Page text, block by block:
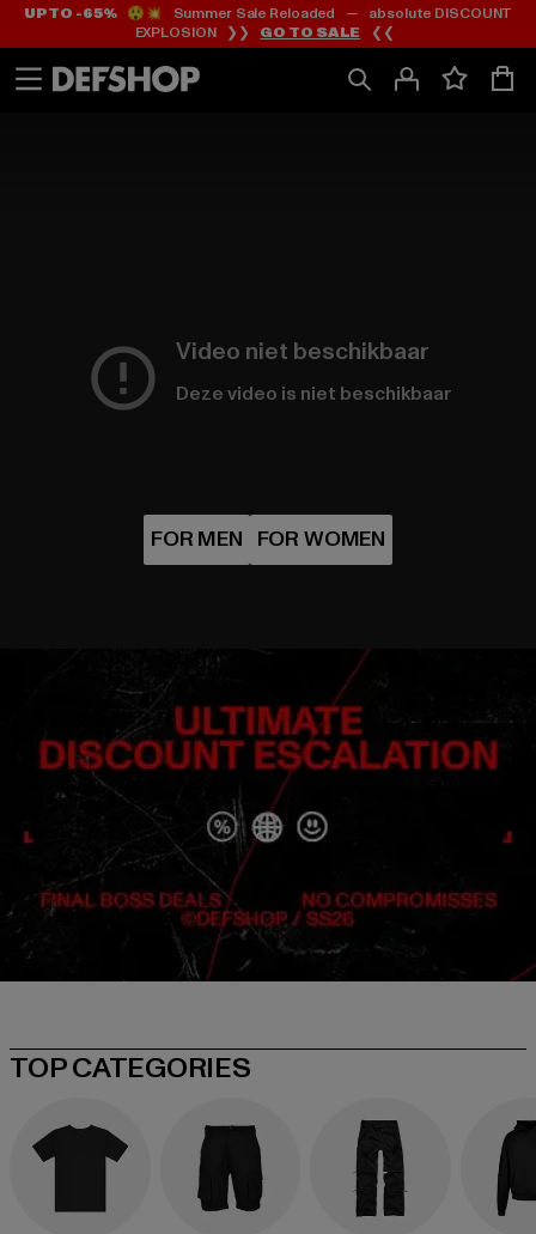
Ga
naar
Ga
naar
UP TO -65%😲💥 Summer Sale Reloaded — absolute DISCOUNT
EXPLOSION ❯❯ GO TO SALE ❮❮
Video niet beschikbaar
Deze video is niet beschikbaar
TOP CATEGORIES